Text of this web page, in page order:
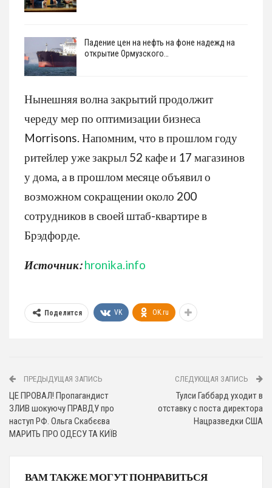
Падение цен на нефть на фоне надежд на
открытие Ормузского…
Нынешняя волна закрытий продолжит
череду мер по оптимизации бизнеса
Morrisons. Напомним, что в прошлом году
ритейлер уже закрыл 52 кафе и 17 магазинов
у дома, а в прошлом месяце объявил о
возможном сокращении около 200
сотрудников в своей штаб-квартире в
Брэдфорде.
Источник: hronika.info
Поделится VK OK.ru
ПРЕДЫДУЩАЯ ЗАПИСЬ
ЦЕ ПРОВАЛ! Пропагандист
ЗЛИВ шокуючу ПРАВДУ про
наступ РФ. Ольга Скабєєва
МАРИТЬ ПРО ОДЕСУ ТА КИЇВ
СЛЕДУЮЩАЯ ЗАПИСЬ
Тулси Габбард уходит в
отставку с поста директора
Нацразведки США
ВАМ ТАКЖЕ МОГУТ ПОНРАВИТЬСЯ